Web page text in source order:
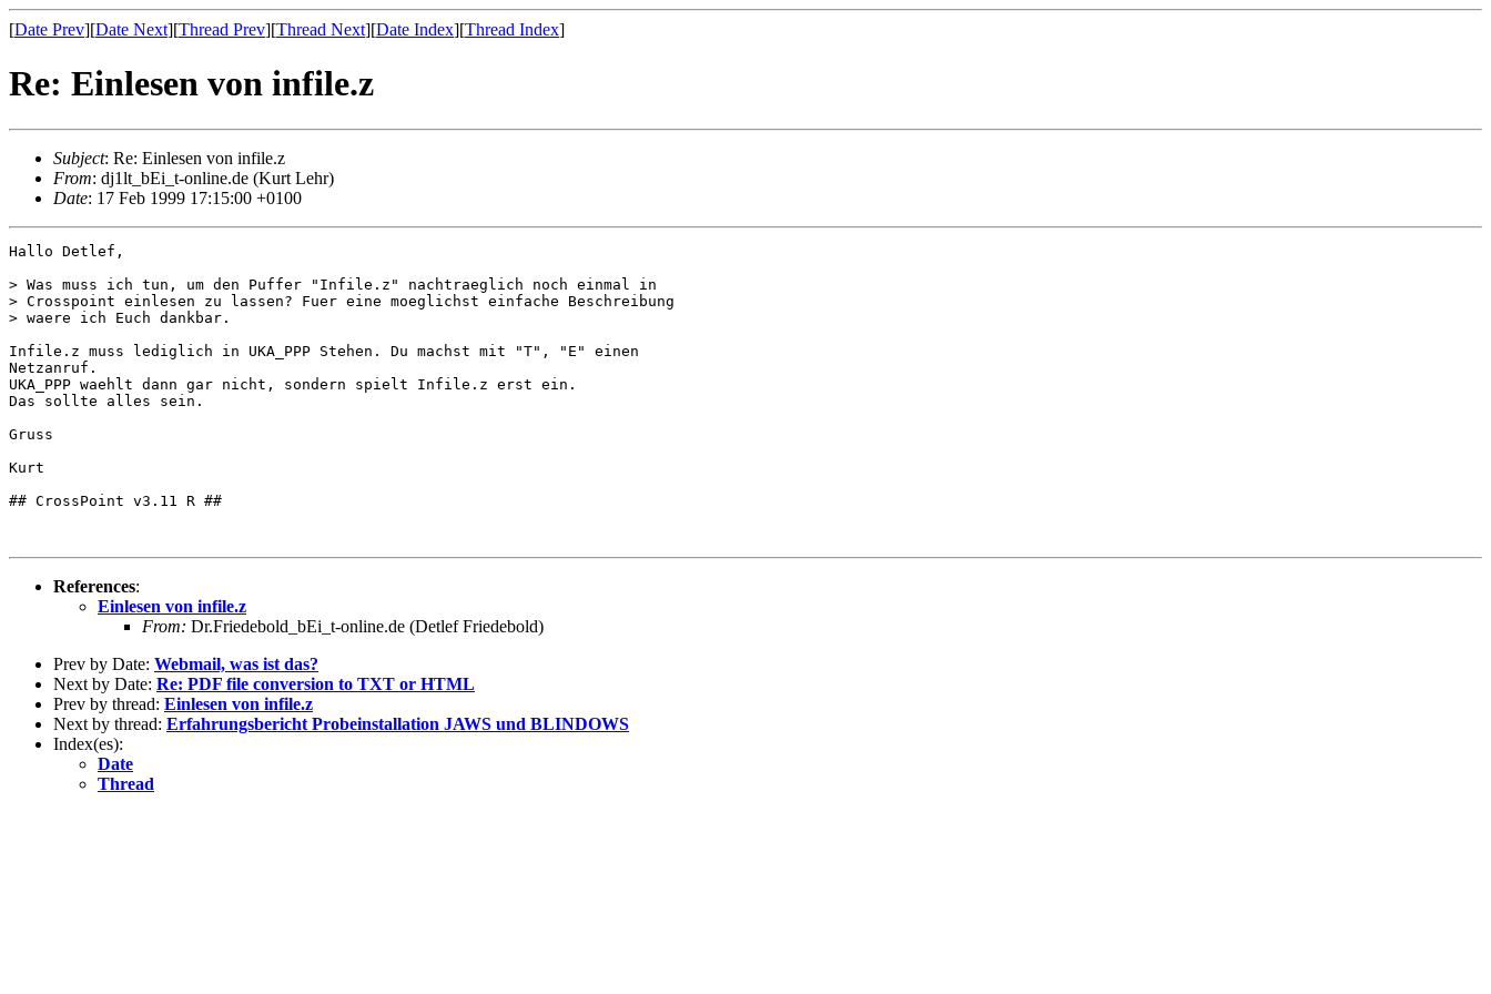
[Date Prev][Date Next][Thread Prev][Thread Next][Date Index][Thread Index]
Re: Einlesen von infile.z
Subject: Re: Einlesen von infile.z
From: dj1lt_bEi_t-online.de (Kurt Lehr)
Date: 17 Feb 1999 17:15:00 +0100
Hallo Detlef,
> Was muss ich tun, um den Puffer "Infile.z" nachtraeglich noch einmal in
> Crosspoint einlesen zu lassen? Fuer eine moeglichst einfache Beschreibung
> waere ich Euch dankbar.
Infile.z muss lediglich in UKA_PPP Stehen. Du machst mit "T", "E" einen
Netzanruf.
UKA_PPP waehlt dann gar nicht, sondern spielt Infile.z erst ein.
Das sollte alles sein.
Gruss
Kurt
## CrossPoint v3.11 R ##
References:
Einlesen von infile.z
From: Dr.Friedebold_bEi_t-online.de (Detlef Friedebold)
Prev by Date: Webmail, was ist das?
Next by Date: Re: PDF file conversion to TXT or HTML
Prev by thread: Einlesen von infile.z
Next by thread: Erfahrungsbericht Probeinstallation JAWS und BLINDOWS
Index(es):
Date
Thread